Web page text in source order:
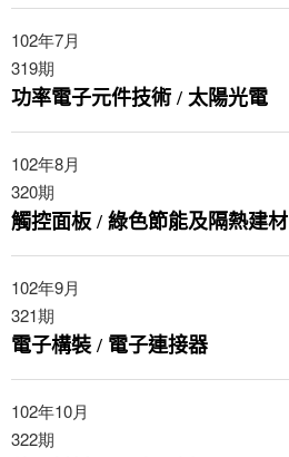
102年7月
319期
功率電子元件技術 / 太陽光電
102年8月
320期
觸控面板 / 綠色節能及隔熱建材
102年9月
321期
電子構裝 / 電子連接器
102年10月
322期